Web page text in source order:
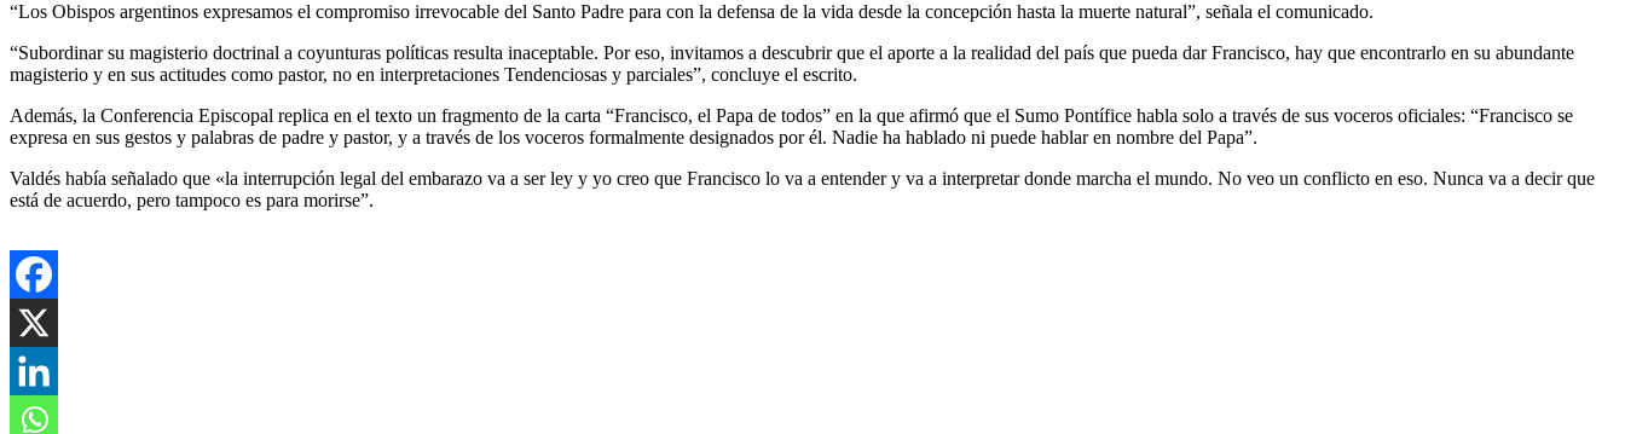
“Los Obispos argentinos expresamos el compromiso irrevocable del Santo Padre para con la defensa de la vida desde la concepción hasta la muerte natural”, señala el comunicado.
“Subordinar su magisterio doctrinal a coyunturas políticas resulta inaceptable. Por eso, invitamos a descubrir que el aporte a la realidad del país que pueda dar Francisco, hay que encontrarlo en su abundante
magisterio y en sus actitudes como pastor, no en interpretaciones Tendenciosas y parciales”, concluye el escrito.
Además, la Conferencia Episcopal replica en el texto un fragmento de la carta “Francisco, el Papa de todos” en la que afirmó que el Sumo Pontífice habla solo a través de sus voceros oficiales: “Francisco se
expresa en sus gestos y palabras de padre y pastor, y a través de los voceros formalmente designados por él. Nadie ha hablado ni puede hablar en nombre del Papa”.
Valdés había señalado que «la interrupción legal del embarazo va a ser ley y yo creo que Francisco lo va a entender y va a interpretar donde marcha el mundo. No veo un conflicto en eso. Nunca va a decir que
está de acuerdo, pero tampoco es para morirse”.